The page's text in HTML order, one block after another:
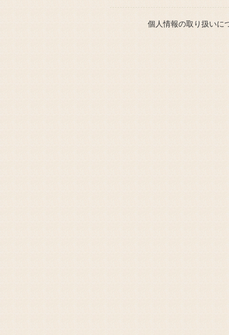
個人情報の取り扱いに